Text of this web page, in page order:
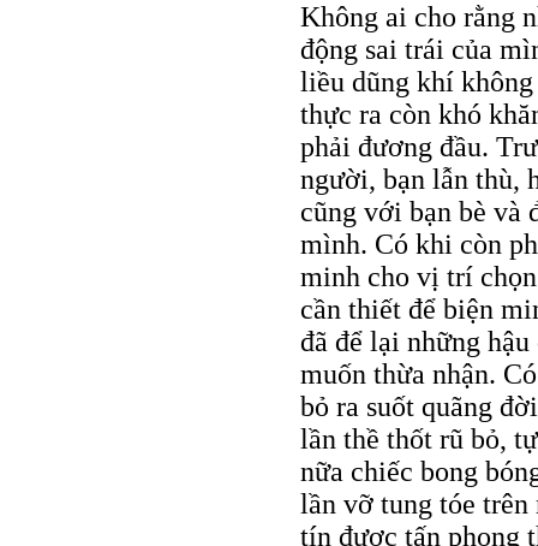
Không ai cho rằng
động sai trái của
liều dũng khí
thực ra còn khó
phải đương đầu.
người, bạn lẫn thù,
cũng với bạn bè và
mình. Có khi còn
minh cho vị trí
cần thiết để biện
đã để lại những
muốn thừa nhận.
bỏ ra suốt quãng
lần thề thốt rũ bỏ,
nữa chiếc bong
lần vỡ tung tóe
tín được tấn phong